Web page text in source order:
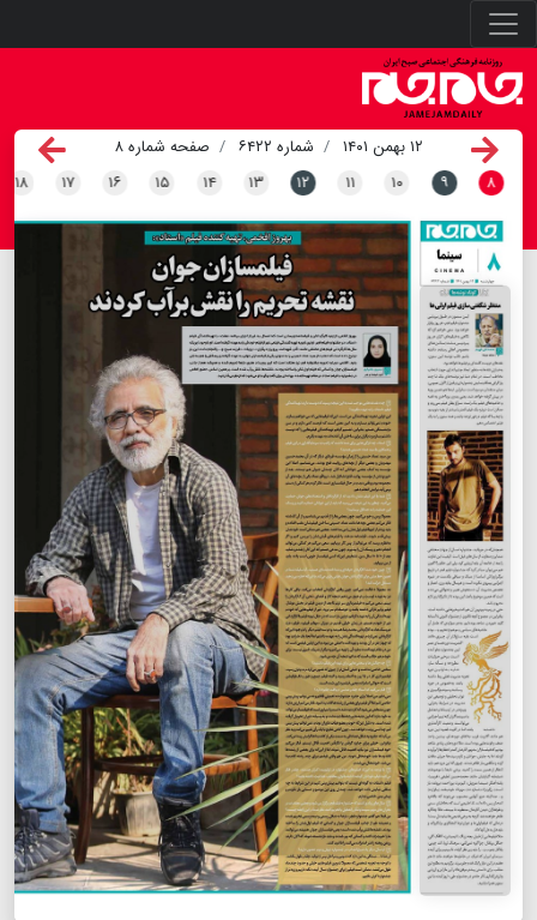
۱۲ بهمن ۱۴۰۱ شماره ۶۴۲۲
صفحه شماره ۸
۸ ۹ ۱۰ ۱۱ ۱۲ ۱۳ ۱۴ ۱۵ ۱۶ ۱۷ ۱۸